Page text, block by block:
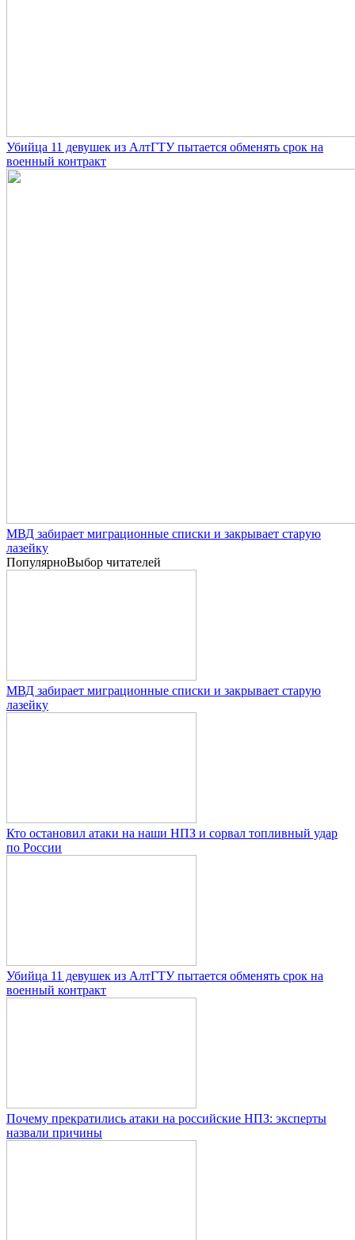
Убийца 11 девушек из АлтГТУ пытается обменять срок на
военный контракт
МВД забирает миграционные списки и закрывает старую
лазейку
ПопулярноВыбор читателей
МВД забирает миграционные списки и закрывает старую
лазейку
Кто остановил атаки на наши НПЗ и сорвал топливный удар
по России
Убийца 11 девушек из АлтГТУ пытается обменять срок на
военный контракт
Почему прекратились атаки на российские НПЗ: эксперты
назвали причины